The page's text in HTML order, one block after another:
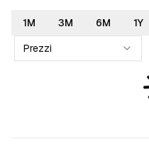
1M 3M 6M 1Y
Prezzi